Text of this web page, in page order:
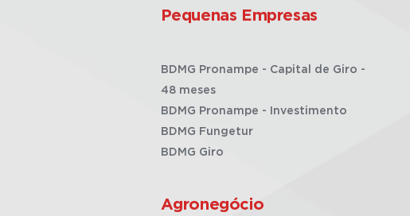
Pequenas Empresas
BDMG Pronampe - Capital de Giro -
48 meses
BDMG Pronampe - Investimento
BDMG Fungetur
BDMG Giro
Agronegócio